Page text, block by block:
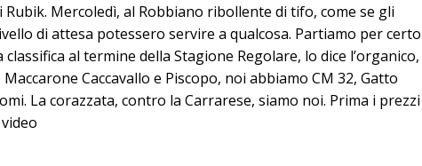
Mercoledì, al Robbiano ribollente di tifo, come se gli
di attesa potessero servire a qualcosa. Partiamo per certo
al termine della Stagione Regolare, lo dice l’organico,
Caccavallo e Piscopo, noi abbiamo CM 32, Gatto
La corazzata, contro la Carrarese, siamo noi. Prima i prezzi